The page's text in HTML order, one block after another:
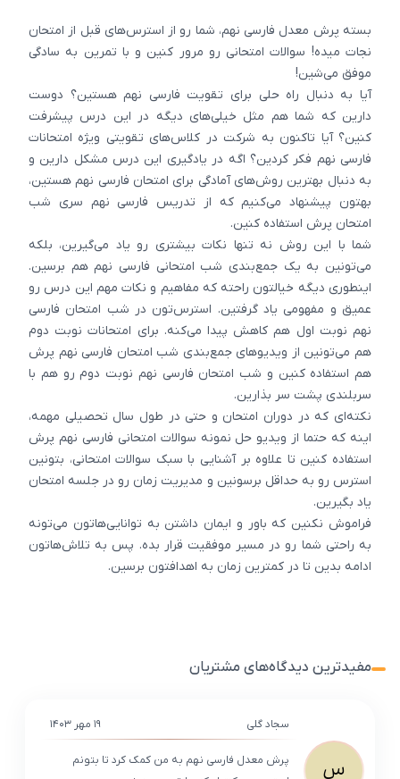
بسته پرش معدل فارسی نهم، شما رو از استرس‌های قبل از امتحان
نجات میده! سوالات امتحانی رو مرور کنین و با تمرین به سادگی
موفق می‌شین!
آیا به دنبال راه حلی برای تقویت فارسی نهم هستین؟ دوست
دارین که شما هم مثل خیلی‌های دیگه در این درس پیشرفت
کنین؟ آیا تاکنون به شرکت در کلاس‌های تقویتی ویژه امتحانات
فارسی نهم فکر کردین؟ اگه در یادگیری این درس مشکل دارین و
به دنبال بهترین روش‌های آمادگی برای امتحان فارسی نهم هستین،
بهتون پیشنهاد می‌کنیم که از تدریس فارسی نهم سری شب
امتحان پرش استفاده کنین.
شما با این روش نه تنها نکات بیشتری رو یاد می‌گیرین، بلکه
می‌تونین به یک جمع‌بندی شب امتحانی فارسی نهم هم برسین.
اینطوری دیگه خیالتون راحته که مفاهیم و نکات مهم این درس رو
عمیق و مفهومی یاد گرفتین. استرس‌تون در شب امتحان فارسی
نهم نوبت اول هم کاهش پیدا می‌کنه. برای امتحانات نوبت دوم
هم می‌تونین از ویدیوهای جمع‌بندی شب امتحان فارسی نهم پرش
هم استفاده کنین و شب امتحان فارسی نهم نوبت دوم رو هم با
سربلندی پشت سر بذارین.
نکته‌ای که در دوران امتحان و حتی در طول سال تحصیلی مهمه،
اینه که حتما از ویدیو حل نمونه سوالات امتحانی فارسی نهم پرش
استفاده کنین تا علاوه بر آشنایی با سبک سوالات امتحانی، بتونین
استرس رو به حداقل برسونین و مدیریت زمان رو در جلسه امتحان
یاد بگیرین.
فراموش نکنین که باور و ایمان داشتن به توانایی‌هاتون می‌تونه
به راحتی شما رو در مسیر موفقیت قرار بده. پس به تلاش‌هاتون
ادامه بدین تا در کمترین زمان به اهدافتون برسین.
مفیدترین دیدگاه‌های مشتریان
س
سجاد گلی ۱۹ مهر ۱۴۰۳
پرش معدل فارسی نهم به من کمک کرد تا بتونم